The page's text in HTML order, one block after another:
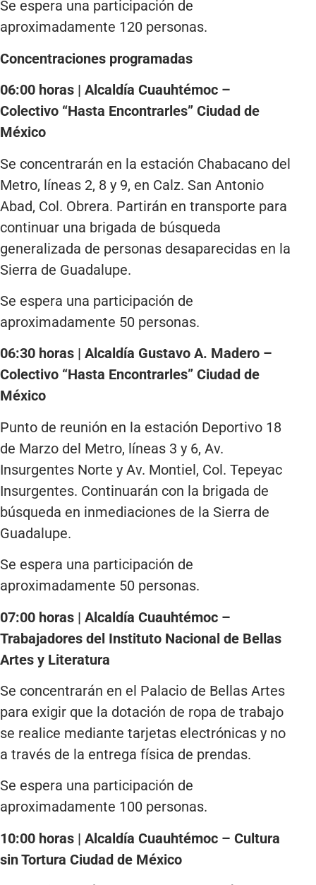
Se espera una participación de
aproximadamente 120 personas.
Concentraciones programadas
06:00 horas | Alcaldía Cuauhtémoc –
Colectivo “Hasta Encontrarles” Ciudad de
México
Se concentrarán en la estación Chabacano del
Metro, líneas 2, 8 y 9, en Calz. San Antonio
Abad, Col. Obrera. Partirán en transporte para
continuar una brigada de búsqueda
generalizada de personas desaparecidas en la
Sierra de Guadalupe.
Se espera una participación de
aproximadamente 50 personas.
06:30 horas | Alcaldía Gustavo A. Madero –
Colectivo “Hasta Encontrarles” Ciudad de
México
Punto de reunión en la estación Deportivo 18
de Marzo del Metro, líneas 3 y 6, Av.
Insurgentes Norte y Av. Montiel, Col. Tepeyac
Insurgentes. Continuarán con la brigada de
búsqueda en inmediaciones de la Sierra de
Guadalupe.
Se espera una participación de
aproximadamente 50 personas.
07:00 horas | Alcaldía Cuauhtémoc –
Trabajadores del Instituto Nacional de Bellas
Artes y Literatura
Se concentrarán en el Palacio de Bellas Artes
para exigir que la dotación de ropa de trabajo
se realice mediante tarjetas electrónicas y no
a través de la entrega física de prendas.
Se espera una participación de
aproximadamente 100 personas.
10:00 horas | Alcaldía Cuauhtémoc – Cultura
sin Tortura Ciudad de México